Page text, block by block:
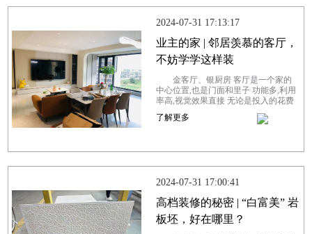
2024-07-31 17:13:17
业主的家 | 邻居羡慕的客厅，
不妨学学这样装
金客厅、银厨房 客厅是一个家的
中心位置,也是门面和里子 功能多,利用
率高,视觉效果直接 无论是投入的花费
还是心思都是最多的 你梦想中的客厅
是什么样子的？或许是健康舒适的、
了解更多
2024-07-31 17:00:41
高档装修的秘密 | “白富美” 岩
板坯，好在哪里？